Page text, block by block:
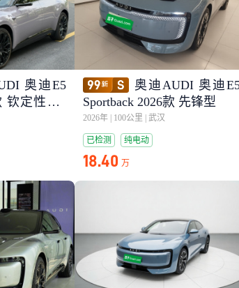
奥迪E5
钦定性能q
奥迪AUDI 奥迪
Sportback 2026款 先锋型
2026年 100公里 武汉
已检测 纯电动
18.40 万